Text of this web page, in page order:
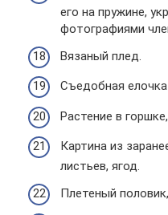
его на пружине,
фотографиями
Вязаный плед.
Съедобная елочка
Растение в
Картина из
листьев, ягод.
Плетеный